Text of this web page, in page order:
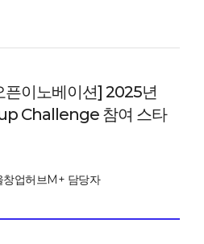
이노베이션] 2025년
Challenge 참여 스타
업허브M+ 담당자